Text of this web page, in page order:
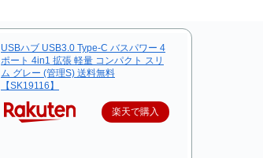
USBハブ USB3.0 Type-C バスパワー 4
ポート 4in1 拡張 軽量 コンパクト スリ
ム グレー (管理S) 送料無料
【SK19116】
楽天で購入